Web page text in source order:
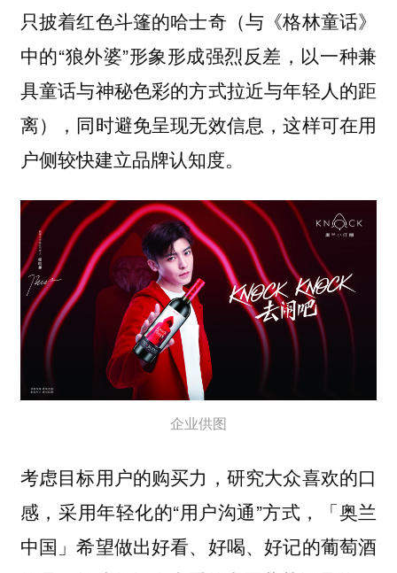
只披着红色斗篷的哈士奇（与《格林童话》
中的“狼外婆”形象形成强烈反差，以一种兼
具童话与神秘色彩的方式拉近与年轻人的距
离），同时避免呈现无效信息，这样可在用
户侧较快建立品牌认知度。
企业供图
考虑目标用户的购买力，研究大众喜欢的口
感，采用年轻化的“用户沟通”方式，「奥兰
中国」希望做出好看、好喝、好记的葡萄酒